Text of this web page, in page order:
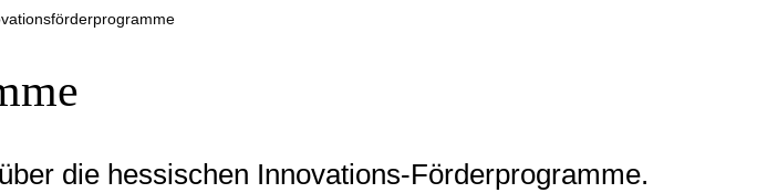
die hessischen Innovations-Förderprogramme.